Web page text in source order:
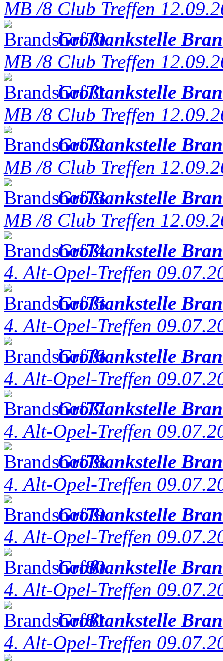
MB /8 Club Treffen
Großtankstelle
MB /8 Club Treffen
Großtankstelle
MB /8 Club Treffen
Großtankstelle
MB /8 Club Treffen
Großtankstelle
MB /8 Club Treffen
Großtankstelle
4. Alt-Opel-Treffen
Großtankstelle
4. Alt-Opel-Treffen
Großtankstelle
4. Alt-Opel-Treffen
Großtankstelle
4. Alt-Opel-Treffen
Großtankstelle
4. Alt-Opel-Treffen
Großtankstelle
4. Alt-Opel-Treffen
Großtankstelle
4. Alt-Opel-Treffen
Großtankstelle
4. Alt-Opel-Treffen